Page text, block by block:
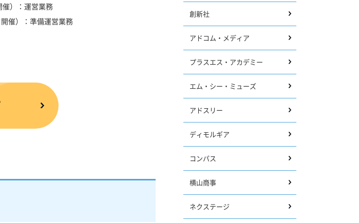
）：運営業務
催）：準備運営業務
創新社
アドコム・メディア
プラスエス・アカデミー
エム・シー・ミューズ
アドスリー
ディモルギア
コンパス
横山商事
ネクステージ